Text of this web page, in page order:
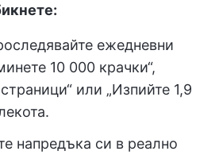
ежедневни
10 000 крачки“,
или „Изпийте 1,9
напредъка си в реално